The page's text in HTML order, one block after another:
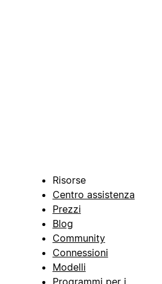
Risorse
Centro assistenza
Prezzi
Blog
Community
Connessioni
Modelli